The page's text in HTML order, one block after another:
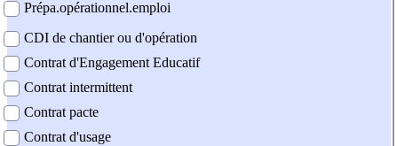
Prépa.opérationnel.emploi
CDI de chantier ou d'opération
Contrat d'Engagement Educatif
Contrat intermittent
Contrat pacte
Contrat d'usage